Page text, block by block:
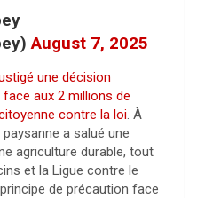
August 7, 2025
une décision
face aux 2 millions de
contre la loi . À
a salué une
agriculture durable, tout
et la Ligue contre le
de précaution face